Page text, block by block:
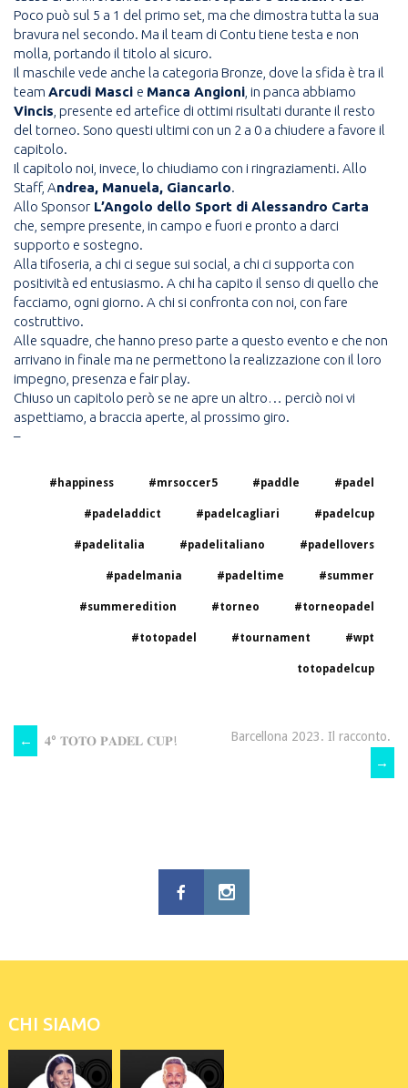
Poco può sul 5 a 1 del primo set, ma che dimostra tutta la sua
bravura nel secondo. Ma il team di Contu tiene testa e non
molla, portando il titolo al sicuro.
Il maschile vede anche la categoria Bronze, dove la sfida è tra il
team Arcudi Masci e Manca Angioni , in panca abbiamo
Vincis , presente ed artefice di ottimi risultati durante il resto
del torneo. Sono questi ultimi con un 2 a 0 a chiudere a favore il
capitolo.
Il capitolo noi, invece, lo chiudiamo con i ringraziamenti. Allo
Staff, Andrea, Manuela, Giancarlo.
Allo Sponsor L’Angolo dello Sport di Alessandro Carta
che, sempre presente, in campo e fuori e pronto a darci
supporto e sostegno.
Alla tifoseria, a chi ci segue sui social, a chi ci supporta con
positività ed entusiasmo. A chi ha capito il senso di quello che
facciamo, ogni giorno. A chi si confronta con noi, con fare
costruttivo.
Alle squadre, che hanno preso parte a questo evento e che non
arrivano in finale ma ne permettono la realizzazione con il loro
impegno, presenza e fair play.
Chiuso un capitolo però se ne apre un altro… perciò noi vi
aspettiamo, a braccia aperte, al prossimo giro.
–
#happiness #mrsoccer5 #paddle #padel
#padeladdict #padelcagliari #padelcup
#padelitalia #padelitaliano #padellovers
#padelmania #padeltime #summer
#summeredition #torneo #torneopadel
#totopadel #tournament #wpt
totopadelcup
POST
← 𝟒° 𝐓𝐎𝐓𝐎 𝐏𝐀𝐃𝐄𝐋 𝐂𝐔𝐏! Barcellona 2023. Il racconto.
→
CHI SIAMO